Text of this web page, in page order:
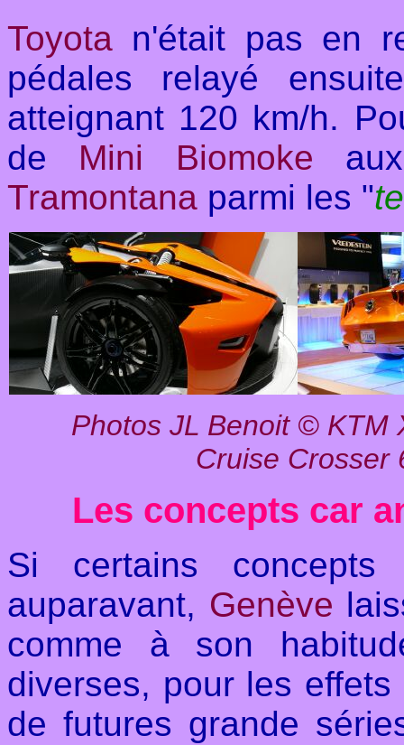
Toyota n'était pas en
pédales relayé
atteignant 120 km/h.
de Mini Biomoke
Tramontana parmi les "
Photos JL Benoit © KTM
Cruise Crosser
Les concepts car
Si certains
auparavant, Genève
comme à son
diverses, pour les
de futures grande